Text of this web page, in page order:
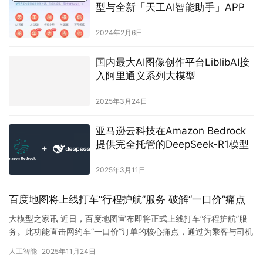
型与全新「天工AI智能助手」APP
2024年2月6日
国内最大AI图像创作平台LiblibAI接
入阿里通义系列大模型
2025年3月24日
亚马逊云科技在Amazon Bedrock
提供完全托管的DeepSeek-R1模型
2025年3月11日
百度地图将上线打车“行程护航”服务 破解“一口价”痛点
大模型之家讯 近日，百度地图宣布即将正式上线打车“行程护航”服
务。此功能直击网约车“一口价”订单的核心痛点，通过为乘客与司机
人工智能 2025年11月24日